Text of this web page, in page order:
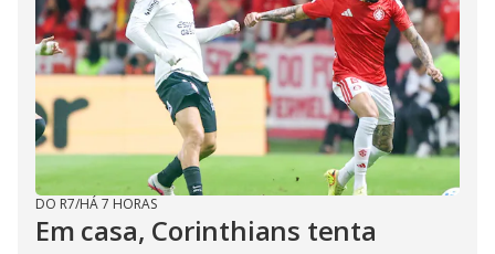
DO R7/HÁ 7 HORAS
Em casa, Corinthians tenta